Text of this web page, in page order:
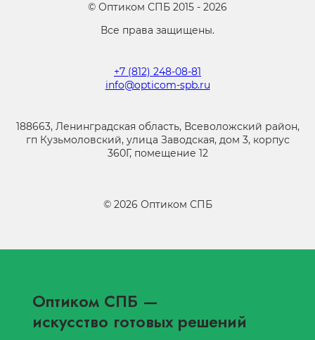
© Оптиком СПБ 2015 - 2026
Все права защищены.
+7 (812) 248-08-81
info@opticom-spb.ru
188663, Ленинградская область, Всеволожский район,
гп Кузьмоловский, улица Заводская, дом 3, корпус
360Г, помещение 12
© 2026 Оптиком СПБ
Оптиком СПБ —
искусство готовых решений